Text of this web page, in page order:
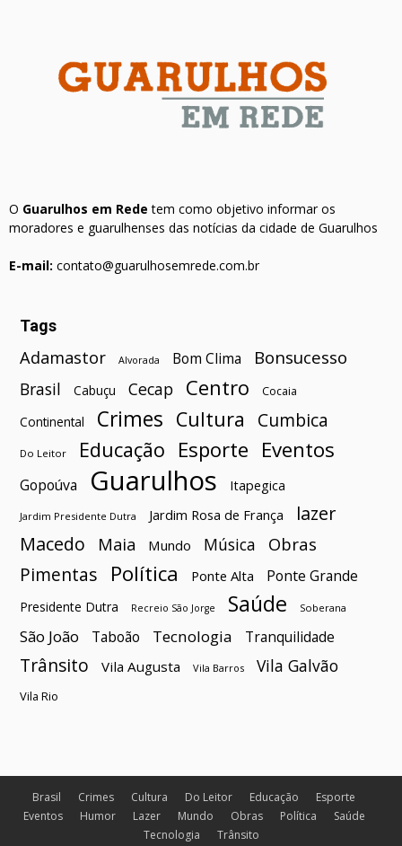
O Guarulhos em Rede tem como objetivo informar os
moradores e guarulhenses das notícias da cidade de Guarulhos
E-mail: contato@guarulhosemrede.com.br
Tags
Adamastor Alvorada Bom Clima Bonsucesso
Brasil Cabuçu Cecap Centro Cocaia
Continental Crimes Cultura Cumbica
Do Leitor Educação Esporte Eventos
Gopoúva Guarulhos Itapegica
Jardim Presidente Dutra Jardim Rosa de França
lazer
Macedo
Maia Mundo Música Obras
Pimentas Política Ponte Alta Ponte Grande
Presidente Dutra Recreio São Jorge Saúde Soberana
São João Taboão Tecnologia Tranquilidade
Trânsito Vila Augusta Vila Barros Vila Galvão
Vila Rio
Brasil Crimes Cultura Do Leitor Educação
Esporte
Eventos
Humor Lazer Mundo Obras Política
Saúde
Tecnologia
Trânsito